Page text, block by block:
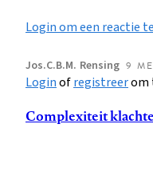
Login om een reactie
Jos.C.B.M. Rensing 9
Loginofregistreerom
Complexiteit